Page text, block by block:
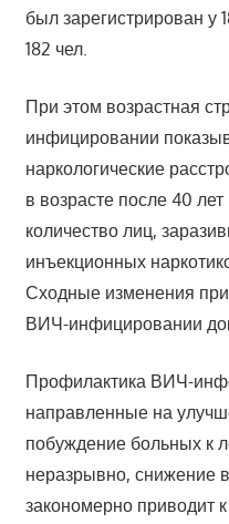
был зарегистрирован у
182 чел.
При этом возрастная
инфицировании
наркологические
в возрасте после 40
количество лиц,
инъекционных
Сходные изменения при
ВИЧ-инфицировании
Профилактика ВИЧ-
направленные на
побуждение больных к
неразрывно, снижение
закономерно приводит